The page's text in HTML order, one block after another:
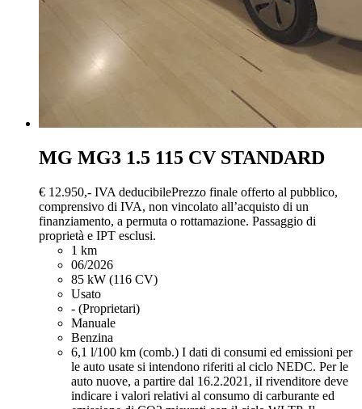
MG MG3 1.5 115 CV STANDARD
€ 12.950,- IVA deducibilePrezzo finale offerto al pubblico,
comprensivo di IVA, non vincolato all’acquisto di un
finanziamento, a permuta o rottamazione. Passaggio di
proprietà e IPT esclusi.
1 km
06/2026
85 kW (116 CV)
Usato
- (Proprietari)
Manuale
Benzina
6,1 l/100 km (comb.) I dati di consumi ed emissioni per
le auto usate si intendono riferiti al ciclo NEDC. Per le
auto nuove, a partire dal 16.2.2021, iI rivenditore deve
indicare i valori relativi al consumo di carburante ed